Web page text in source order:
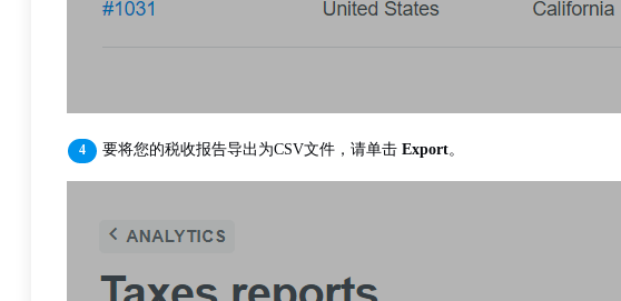
要将您的税收报告导出为CSV文件，请单击 Export。